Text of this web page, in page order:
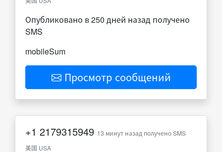
Опубликовано в 250 дней назад получено
SMS
mobileSum
Просмотр сообщений
+1 2179315949 13 минут назад получено SMS
美国 USA